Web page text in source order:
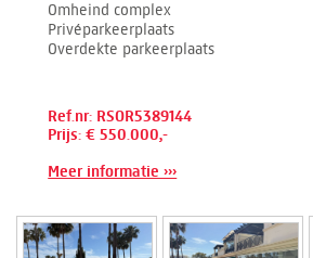
Omheind complex
Privéparkeerplaats
Overdekte parkeerplaats
Ref.nr: RSOR5389144
Prijs: € 550.000,-
Meer informatie ›››